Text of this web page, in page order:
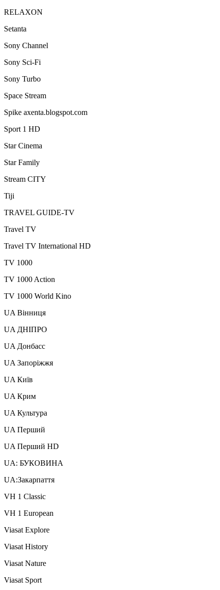
RELAXON
Setanta
Sony Channel
Sony Sci-Fi
Sony Turbo
Space Stream
Spike axenta.blogspot.com
Sport 1 HD
Star Cinema
Star Family
Stream CITY
Tiji
TRAVEL GUIDE-TV
Travel TV
Travel TV International HD
TV 1000
TV 1000 Action
TV 1000 World Kino
UA Вінниця
UA ДНІПРО
UA Донбасс
UA Запоріжжя
UA Київ
UA Крим
UA Культура
UA Перший
UA Перший HD
UA: БУКОВИНА
UA:Закарпаття
VH 1 Classic
VH 1 European
Viasat Explore
Viasat History
Viasat Nature
Viasat Sport